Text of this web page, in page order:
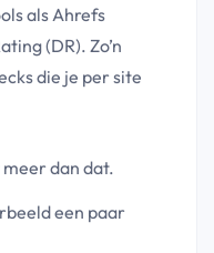
als Ahrefs
(DR). Zo’n
die je per site
dan dat.
een paar